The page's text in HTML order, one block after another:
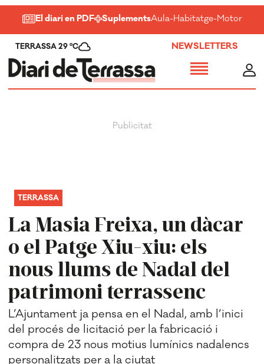
El diari en PDF SuplementsAula-Habitatge-Motor-
TERRASSA 29 ºC NEWSLETTERS
La Masia Freixa, un dàcar
o el Patge Xiu-xiu: els
nous llums de Nadal del
patrimoni terrassenc
TERRASSA
L’Ajuntament ja pensa en el Nadal, amb l’inici
del procés de licitació per la fabricació i
compra de 23 nous motius lumínics nadalencs
personalitzats per a la ciutat